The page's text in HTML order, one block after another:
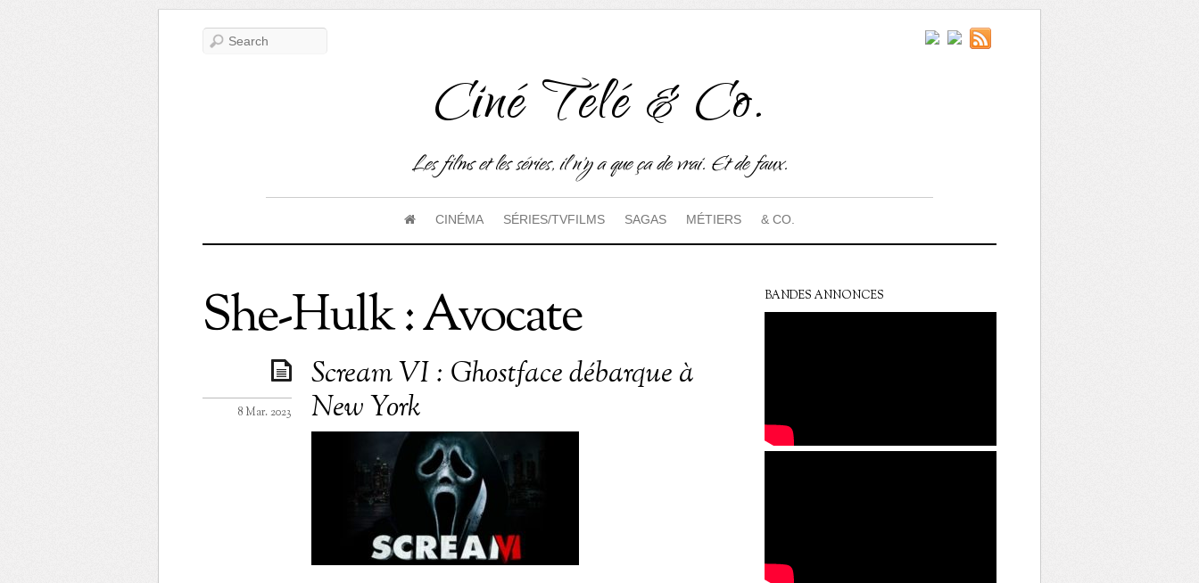
Ciné Télé & Co.
Les films et les séries, il n'y a que ça de vrai. Et de faux.
CINÉMA SÉRIES/TVFILMS SAGAS MÉTIERS & CO.
She-Hulk : Avocate
Scream VI : Ghostface débarque à
New York
8 Mar. 2023
BANDES ANNONCES